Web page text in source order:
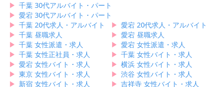
▶︎ 千葉 30代アルバイト・パート
▶︎ 愛宕 30代アルバイト・パート
▶︎ 千葉 20代求人・アルバイト ▶︎ 愛宕 20代求人・アルバイト
▶︎ 千葉 昼職求人 ▶︎ 愛宕 昼職求人
▶︎ 千葉 女性派遣・求人 ▶︎ 愛宕 女性派遣・求人
▶︎ 千葉 女性正社員・求人 ▶︎ 千葉 女性バイト・求人
▶︎ 愛宕 女性バイト・求人 ▶︎ 横浜 女性バイト・求人
▶︎ 東京 女性バイト・求人 ▶︎ 渋谷 女性バイト・求人
▶︎ 新宿 女性バイト・求人 ▶︎ 吉祥寺 女性バイト・求人